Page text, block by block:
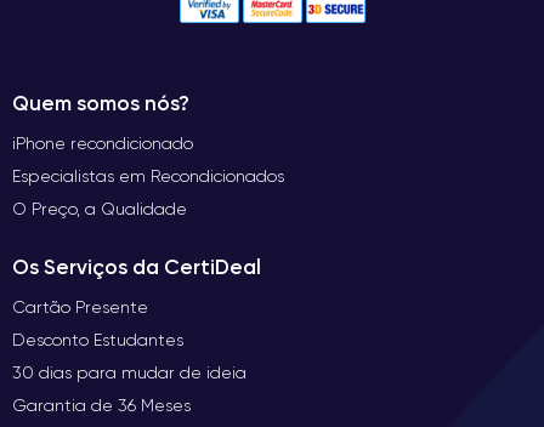
Quem somos nós?
iPhone recondicionado
Especialistas em Recondicionados
O Preço, a Qualidade
Os Serviços da CertiDeal
Cartão Presente
Desconto Estudantes
30 dias para mudar de ideia
Garantia de 36 Meses